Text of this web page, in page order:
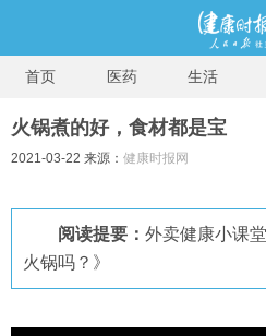
首页 医药 生活
火锅煮的好，食材都是宝
2021-03-22 来源： 健康时报网
阅读提要： 外卖健康小课
火锅吗？》